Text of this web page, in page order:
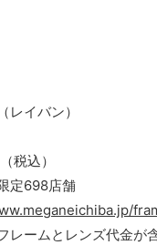
イバン）
込）
定698店舗
ームとレンズ代金が